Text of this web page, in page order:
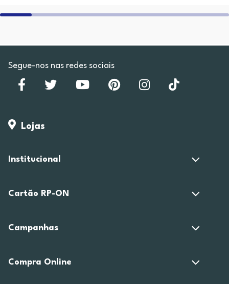
Segue-nos nas redes sociais
Lojas
Institucional
Cartão RP-ON
Campanhas
Compra Online